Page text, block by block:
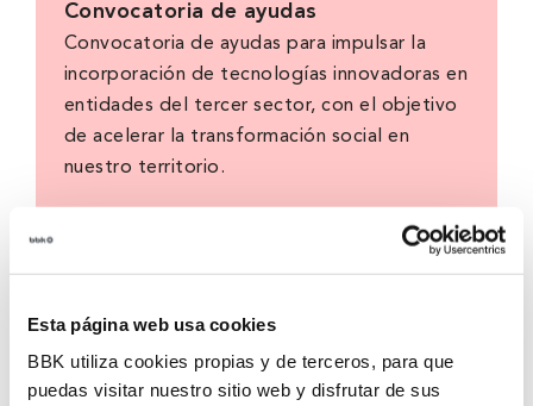
Esta página web usa cookies
BBK utiliza cookies propias y de terceros, para que
puedas visitar nuestro sitio web y disfrutar de sus
Convocatoria de ayudas
Convocatoria de ayudas para impulsar la
incorporación de tecnologías innovadoras en
entidades del tercer sector, con el objetivo
de acelerar la transformación social en
nuestro territorio.